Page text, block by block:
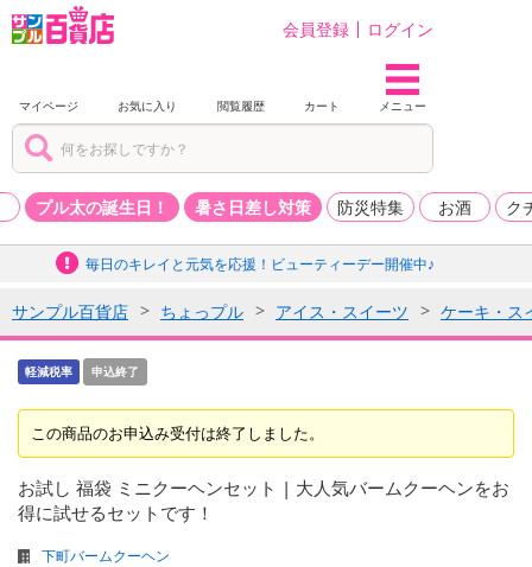
会員登録 ログイン
マイページ お気に入り 閲覧履歴 カート メニュー
プル太の誕生日！ 暑さ日差し対策 防災特集 お酒 ク
毎日のキレイと元気を応援！ビューティーデー開催中♪
サンプル百貨店 ちょっプル アイス・スイーツ ケーキ・ス
軽減税率 申込終了
この商品のお申込み受付は終了しました。
お試し 福袋 ミニクーヘンセット | 大人気バームクーヘンをお
得に試せるセットです！
下町バームクーヘン